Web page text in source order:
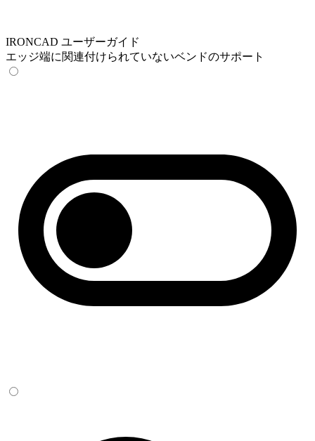
IRONCAD ユーザーガイド
エッジ端に関連付けられていないベンドのサポート